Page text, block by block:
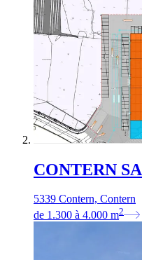
CONTERN SA
5339 Contern, Contern
de 1.300 à 4.000 m2